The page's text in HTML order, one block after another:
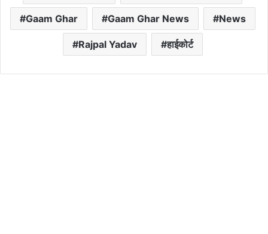
Gaam Ghar Gaam Ghar News News
Rajpal Yadav हाईकोर्ट